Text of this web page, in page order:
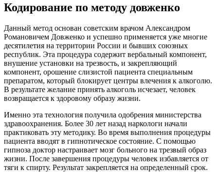
Кодирование по методу довженко
Данный метод основан советским врачом Александром
Романовичем Довженко и успешно применяется уже многие
десятилетия на территории России и бывших союзных
республик. Эта процедура содержит вербальный компонент,
внушение установки на трезвость, и закрепляющий
компонент, орошение слизистой пациента специальным
препаратом, который блокирует центры влечения к алкоголю.
В результате желание принять алкоголь исчезает, человек
возвращается к здоровому образу жизни.
Именно эта технология получила одобрения министерства
здравоохранения. Более 30 лет назад наркологи начали
практиковать эту методику. Во время выполнения процедуры
пациента вводят в гипнотическое состояние. С помощью
гипноза доктор настраивает мозг больного на трезвый образ
жизни. После завершения процедуры человек избавляется от
тяги к спирту. Результат закрепляется на определенный срок.